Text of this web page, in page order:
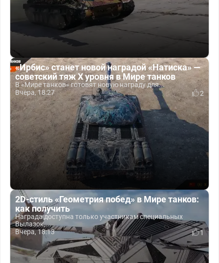
«Ирбис» станет новой наградой «Натиска» —
советский тяж X уровня в Мире танков
В «Мире танков» готовят новую награду для...
Вчера, 18:27
2
2D-стиль «Геометрия побед» в Мире танков:
как получить
Награда доступна только участникам специальных
Вылазок,...
Вчера, 18:13
1